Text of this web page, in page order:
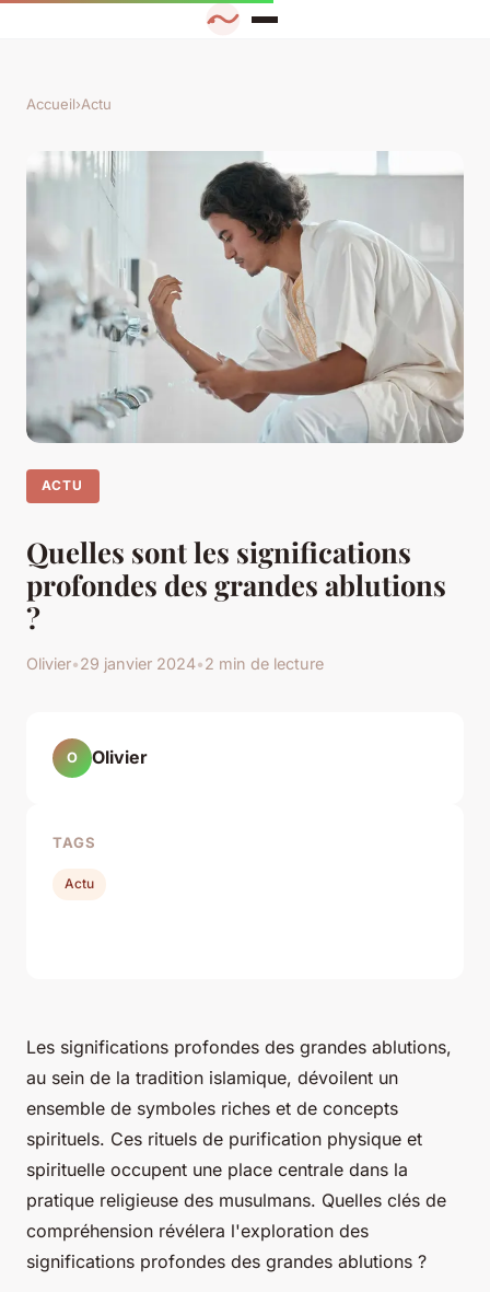
Accueil›Actu
ACTU
Quelles sont les significations
profondes des grandes ablutions
?
Olivier•29 janvier 2024•2 min de lecture
Les significations profondes des grandes ablutions,
au sein de la tradition islamique, dévoilent un
ensemble de symboles riches et de concepts
spirituels. Ces rituels de purification physique et
spirituelle occupent une place centrale dans la
pratique religieuse des musulmans. Quelles clés de
compréhension révélera l'exploration des
significations profondes des grandes ablutions ?
O Olivier
TAGS
Actu